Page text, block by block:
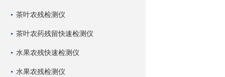
茶叶农残检测仪
茶叶农药残留快速检测仪
水果农残快速检测仪
水果农残检测仪